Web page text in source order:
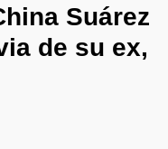
Suárez
de su ex,